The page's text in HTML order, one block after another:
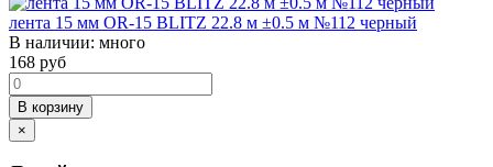
лента 15 мм OR-15 BLITZ 22.8 м ±0.5 м №112 черный
В наличии: много
168 руб
В корзину
×